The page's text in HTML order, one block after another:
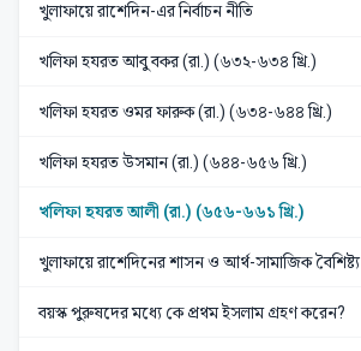
খুলাফায়ে রাশেদিন-এর নির্বাচন নীতি
খলিফা হযরত আবু বকর (রা.) (৬৩২-৬৩৪ খ্রি.)
খলিফা হযরত ওমর ফারুক (রা.) (৬৩৪-৬৪৪ খ্রি.)
খলিফা হযরত উসমান (রা.) (৬৪৪-৬৫৬ খ্রি.)
খলিফা হযরত আলী (রা.) (৬৫৬-৬৬১ খ্রি.)
খুলাফায়ে রাশেদিনের শাসন ও আর্থ-সামাজিক বৈশিষ্ট্য
বয়স্ক পুরুষদের মধ্যে কে প্রথম ইসলাম গ্রহণ করেন?